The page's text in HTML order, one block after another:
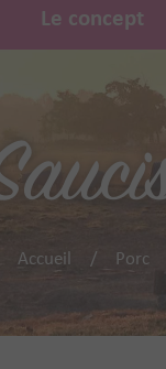
Le concept
Accueil Porc